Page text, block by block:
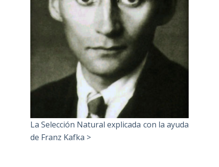
La Selección Natural explicada con la ayuda
de Franz Kafka >